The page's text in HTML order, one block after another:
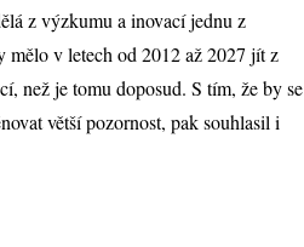
z výzkumu a inovací jednu z
v letech od 2012 až 2027 jít z
než je tomu doposud. S tím, že by se
větší pozornost, pak souhlasil i